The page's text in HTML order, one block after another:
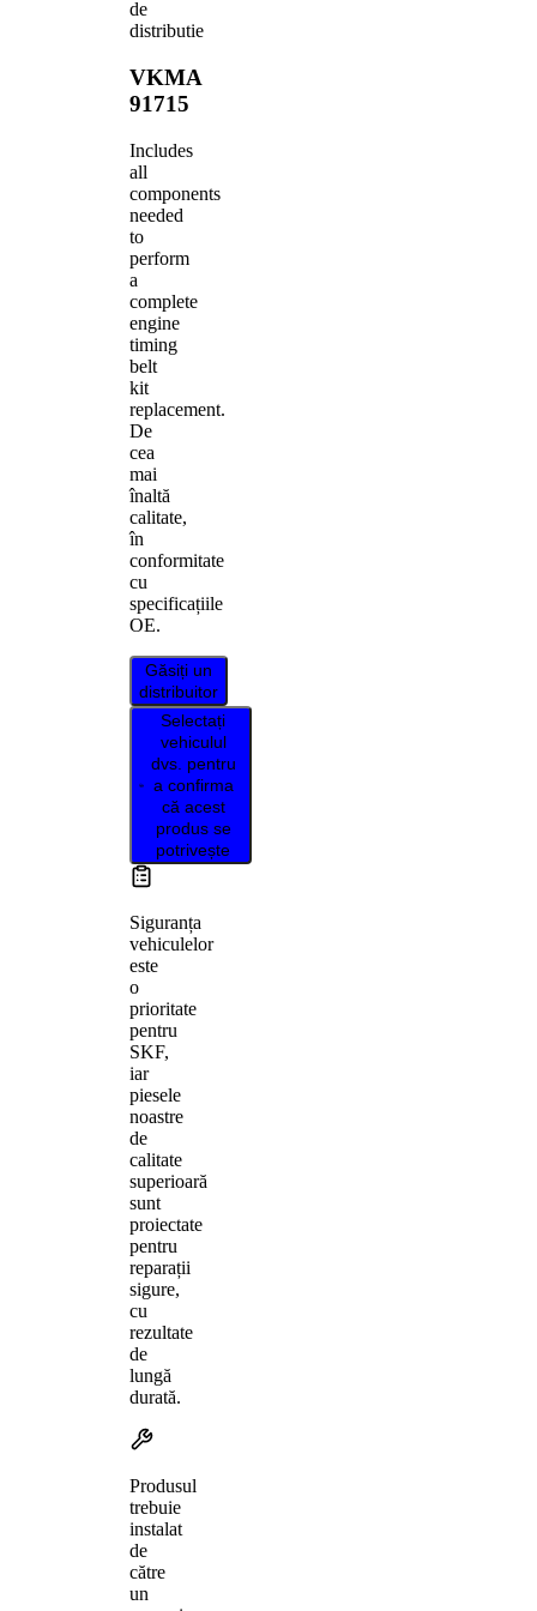
de
distributie
VKMA
91715
Includes
all
components
needed
to
perform
a
complete
engine
timing
belt
kit
replacement.
De
cea
mai
înaltă
calitate,
în
conformitate
cu
specificațiile
OE.
Găsiți un
distribuitor
Selectați
vehiculul
dvs. pentru
a confirma
că acest
produs se
potrivește
Siguranța
vehiculelor
este
o
prioritate
pentru
SKF,
iar
piesele
noastre
de
calitate
superioară
sunt
proiectate
pentru
reparații
sigure,
cu
rezultate
de
lungă
durată.
Produsul
trebuie
instalat
de
către
un